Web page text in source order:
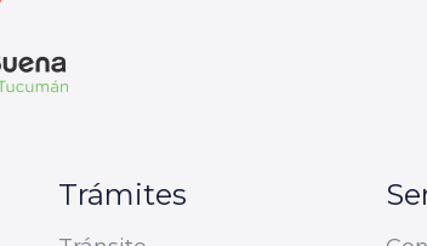
Trámites